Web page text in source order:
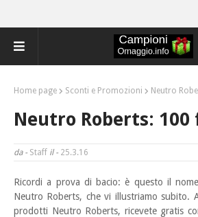
Home page Sconti e Promozioni Neutro
Neutro Roberts:
da - Staff il - 25.3.16
Ricordi a prova di bacio: è questo il
Neutro Roberts, che vi illustriamo subito.
prodotti Neutro Roberts, ricevete gratis